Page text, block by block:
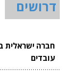
דרושים
חברה ישראלית
עובדים